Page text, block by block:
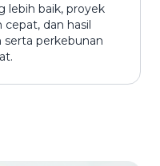
lebih baik, proyek
cepat, dan hasil
perkebunan